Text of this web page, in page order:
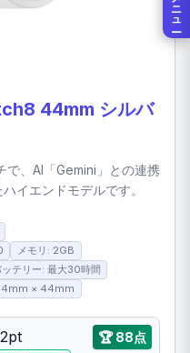
44mm シルバ
で、AI「Gemini」との連携
イエンドモデルです。
メモリ: 2GB
ッテリー: 最大30時間
× 44mm
🏆88点